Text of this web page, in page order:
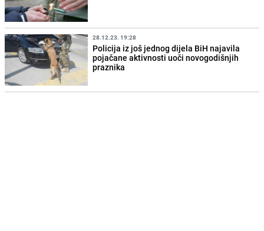
28.12.23. 19:28
Policija iz još jednog dijela BiH najavila
pojačane aktivnosti uoči novogodišnjih
praznika